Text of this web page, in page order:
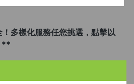
多樣化服務任您挑選，點擊以
**